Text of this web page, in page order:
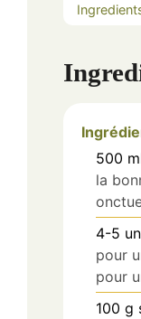
500
la
4-5
pour
pour
100 g